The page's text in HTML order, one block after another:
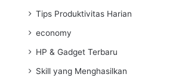
Tips Produktivitas Harian
economy
HP & Gadget Terbaru
Skill yang Menghasilkan